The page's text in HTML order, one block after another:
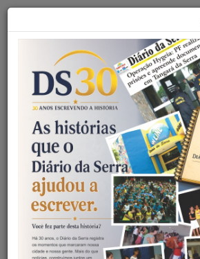
Faça sua pesquisa...
Início Geral